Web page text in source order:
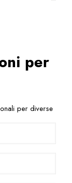
per
per diverse